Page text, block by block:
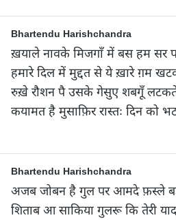
Bhartendu Harishchandra
ख़याले नावके मिजगाँ में बस हम सर
हमारे दिल में मुद्दत से ये ख़ारे ग़म
रुख़े रौशन पै उसके गेसुए शबगूँ
कयामत है मुसाफ़िर रास्तः दिन को
Bhartendu Harishchandra
अजब जोबन है गुल पर आमदे फ़स्ले
शिताब आ साकिया गुलरू कि तेरी